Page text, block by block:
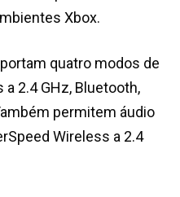
Xbox.
quatro modos de
2.4 GHz, Bluetooth,
permitem áudio
Wireless a 2.4